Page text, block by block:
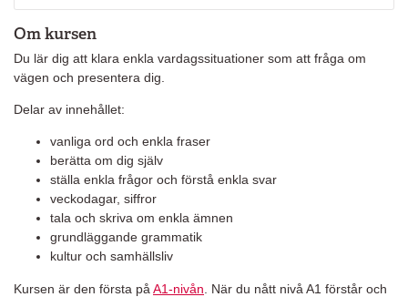
Om kursen
Du lär dig att klara enkla vardagssituationer som att fråga om
vägen och presentera dig.
Delar av innehållet:
vanliga ord och enkla fraser
berätta om dig själv
ställa enkla frågor och förstå enkla svar
veckodagar, siffror
tala och skriva om enkla ämnen
grundläggande grammatik
kultur och samhällsliv
Kursen är den första på A1-nivån . När du nått nivå A1 förstår och